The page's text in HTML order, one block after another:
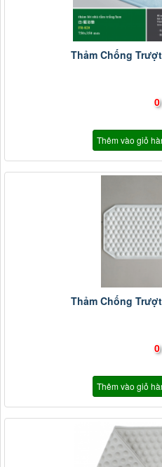
Thảm Chống
0
Thêm vào giỏ
Thảm Chống
0
Thêm vào giỏ